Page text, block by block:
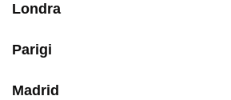
Londra
Parigi
Madrid